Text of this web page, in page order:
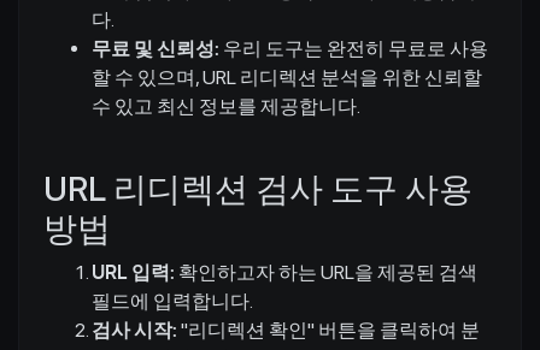
다.
무료 및 신뢰성: 우리 도구는 완전히 무료로 사용
할 수 있으며, URL 리디렉션 분석을 위한 신뢰할
수 있고 최신 정보를 제공합니다.
URL 리디렉션 검사 도구 사용
방법
URL 입력: 확인하고자 하는 URL을 제공된 검색
필드에 입력합니다.
검사 시작: "리디렉션 확인" 버튼을 클릭하여 분